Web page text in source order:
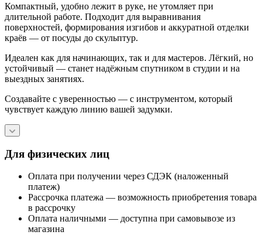
Компактный, удобно лежит в руке, не утомляет при
длительной работе. Подходит для выравнивания
поверхностей, формирования изгибов и аккуратной отделки
краёв — от посуды до скульптур.
Идеален как для начинающих, так и для мастеров. Лёгкий, но
устойчивый — станет надёжным спутником в студии и на
выездных занятиях.
Создавайте с уверенностью — с инструментом, который
чувствует каждую линию вашей задумки.
Для физических лиц
Оплата при получении через СДЭК (наложенный
платеж)
Рассрочка платежа — возможность приобретения товара
в рассрочку
Оплата наличными — доступна при самовывозе из
магазина